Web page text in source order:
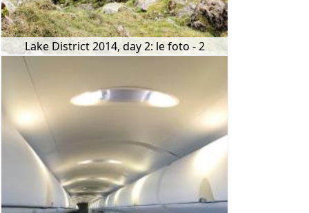
Lake District 2014, day 2: le foto - 2